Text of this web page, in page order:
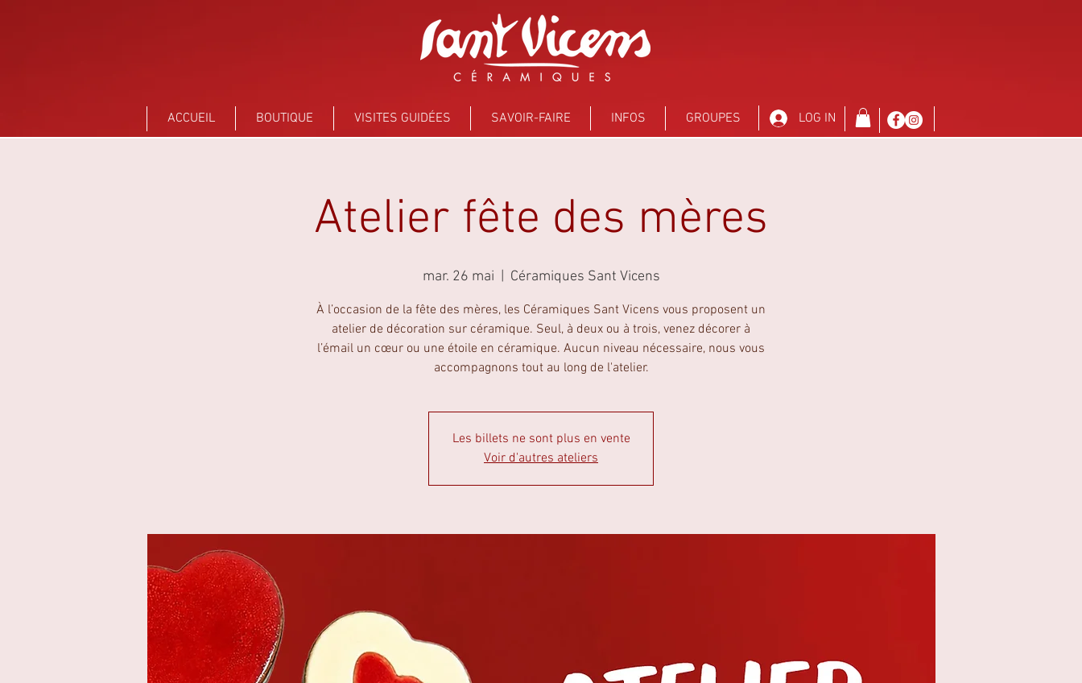
ACCUEIL BOUTIQUE VISITES GUIDÉES SAVOIR-FAIRE INFOS GROUPES LOG IN
Atelier fête des mères
mar. 26 mai Céramiques Sant Vicens
À l’occasion de la fête des mères, les Céramiques Sant Vicens vous proposent un
atelier de décoration sur céramique. Seul, à deux ou à trois, venez décorer à
l’émail un cœur ou une étoile en céramique. Aucun niveau nécessaire, nous vous
accompagnons tout au long de l'atelier.
Les billets ne sont plus en vente
Voir d'autres ateliers